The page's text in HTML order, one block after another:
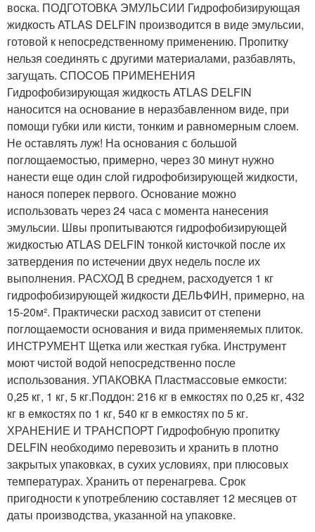
воска. ПОДГОТОВКА ЭМУЛЬСИИ Гидрофобизирующая
жидкость ATLAS DELFIN производится в виде эмульсии,
готовой к непосредственному применению. Пропитку
нельзя соединять с другими материалами, разбавлять,
загущать. СПОСОБ ПРИМЕНЕНИЯ
Гидрофобизирующая жидкость ATLAS DELFIN
наносится на основание в неразбавленном виде, при
помощи губки или кисти, тонким и равномерным слоем.
Не оставлять луж! На основания с большой
поглощаемостью, примерно, через 30 минут нужно
нанести еще один слой гидрофобизирующей жидкости,
нанося поперек первого. Основание можно
использовать через 24 часа с момента нанесения
эмульсии. Швы пропитываются гидрофобизирующей
жидкостью ATLAS DELFIN тонкой кисточкой после их
затвердения по истечении двух недель после их
выполнения. РАСХОД В среднем, расходуется 1 кг
гидрофобизирующей жидкости ДЕЛЬФИН, примерно, на
15-20м². Практически расход зависит от степени
поглощаемости основания и вида применяемых плиток.
ИНСТРУМЕНТ Щетка или жесткая губка. Инструмент
моют чистой водой непосредственно после
использования. УПАКОВКА Пластмассовые емкости:
0,25 кг, 1 кг, 5 кг.Поддон: 216 кг в емкостях по 0,25 кг, 432
кг в емкостях по 1 кг, 540 кг в емкостях по 5 кг.
ХРАНЕНИЕ И ТРАНСПОРТ Гидрофобную пропитку
DELFIN необходимо перевозить и хранить в плотно
закрытых упаковках, в сухих условиях, при плюсовых
температурах. Хранить от перенагрева. Срок
пригодности к употреблению составляет 12 месяцев от
даты производства, указанной на упаковке.